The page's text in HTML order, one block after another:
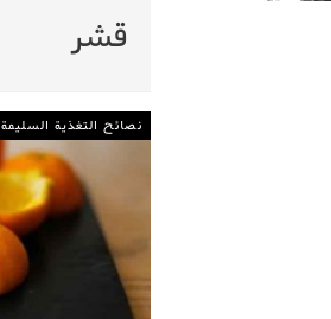
قشر
نصائح التغذية السليمة